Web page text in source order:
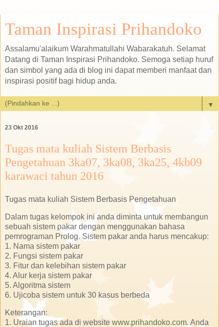
Taman Inspirasi Prihandoko
Assalamu'alaikum Warahmatullahi Wabarakatuh. Selamat
Datang di Taman Inspirasi Prihandoko. Semoga setiap huruf
dan simbol yang ada di blog ini dapat memberi manfaat dan
inspirasi positif bagi hidup anda.
▼
23 Okt 2016
Tugas mata kuliah Sistem Berbasis
Pengetahuan 3ka07, 3ka08, 3ka25, 4kb09
karawaci tahun 2016
Tugas mata kuliah Sistem Berbasis Pengetahuan
Dalam tugas kelompok ini anda diminta untuk membangun
sebuah sistem pakar dengan menggunakan bahasa
pemrograman Prolog. Sistem pakar anda harus mencakup:
1. Nama sistem pakar
2. Fungsi sistem pakar
3. Fitur dan kelebihan sistem pakar
4. Alur kerja sistem pakar
5. Algoritma sistem
6. Ujicoba sistem untuk 30 kasus berbeda
Keterangan:
1. Uraian tugas ada di website www.prihandoko.com. Anda